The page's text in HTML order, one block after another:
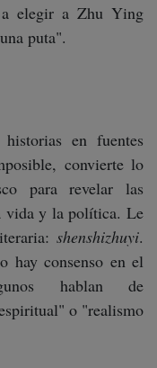
elegir a Zhu Ying
puta".
en fuentes
convierte lo
para revelar las
vida y la política. Le
shenshizhuyi.
hay consenso en el
hablan de
o "realismo